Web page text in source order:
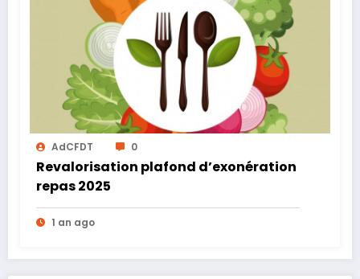
AdCFDT 0
Revalorisation plafond d’exonération
repas 2025
1 an ago